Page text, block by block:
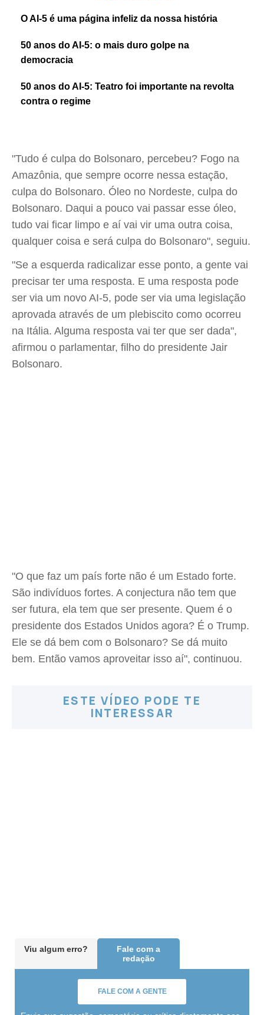
O AI-5 é uma página infeliz da nossa história
50 anos do AI-5: o mais duro golpe na
democracia
50 anos do AI-5: Teatro foi importante na revolta
contra o regime
"Tudo é culpa do Bolsonaro, percebeu? Fogo na
Amazônia, que sempre ocorre nessa estação,
culpa do Bolsonaro. Óleo no Nordeste, culpa do
Bolsonaro. Daqui a pouco vai passar esse óleo,
tudo vai ficar limpo e aí vai vir uma outra coisa,
qualquer coisa e será culpa do Bolsonaro", seguiu.
"Se a esquerda radicalizar esse ponto, a gente vai
precisar ter uma resposta. E uma resposta pode
ser via um novo AI-5, pode ser via uma legislação
aprovada através de um plebiscito como ocorreu
na Itália. Alguma resposta vai ter que ser dada",
afirmou o parlamentar, filho do presidente Jair
Bolsonaro.
"O que faz um país forte não é um Estado forte.
São indivíduos fortes. A conjectura não tem que
ser futura, ela tem que ser presente. Quem é o
presidente dos Estados Unidos agora? É o Trump.
Ele se dá bem com o Bolsonaro? Se dá muito
bem. Então vamos aproveitar isso aí", continuou.
ESTE VÍDEO PODE TE
INTERESSAR
Viu algum erro?
Fale com a
redação
FALE COM A GENTE